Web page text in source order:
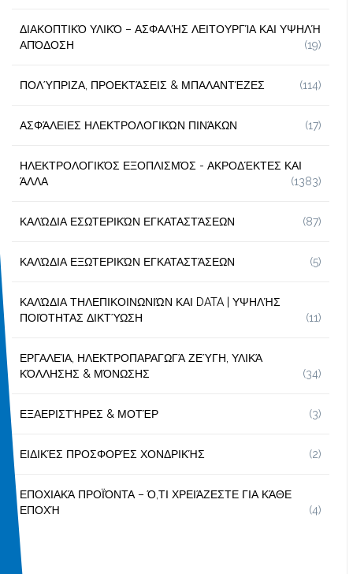
ΔΙΑΚΟΠΤΙΚΌ ΥΛΙΚΌ – ΑΣΦΑΛΉΣ ΛΕΙΤΟΥΡΓΊΑ ΚΑΙ ΥΨΗΛΉ
ΑΠΌΔΟΣΗ
(19)
ΠΟΛΎΠΡΙΖΑ, ΠΡΟΕΚΤΆΣΕΙΣ & ΜΠΑΛΑΝΤΈΖΕΣ (114)
ΑΣΦΆΛΕΙΕΣ ΗΛΕΚΤΡΟΛΟΓΙΚΏΝ ΠΙΝΆΚΩΝ (17)
ΗΛΕΚΤΡΟΛΟΓΙΚΌΣ ΕΞΟΠΛΙΣΜΌΣ - ΑΚΡΟΔΈΚΤΕΣ ΚΑΙ
ΆΛΛΑ
(1383)
ΚΑΛΏΔΙΑ ΕΣΩΤΕΡΙΚΏΝ ΕΓΚΑΤΑΣΤΆΣΕΩΝ (87)
ΚΑΛΏΔΙΑ ΕΞΩΤΕΡΙΚΏΝ ΕΓΚΑΤΑΣΤΆΣΕΩΝ (5)
ΚΑΛΏΔΙΑ ΤΗΛΕΠΙΚΟΙΝΩΝΙΏΝ ΚΑΙ DATA | ΥΨΗΛΉΣ
ΠΟΙΌΤΗΤΑΣ ΔΙΚΤΎΩΣΗ
(11)
ΕΡΓΑΛΕΊΑ, ΗΛΕΚΤΡΟΠΑΡΑΓΩΓΆ ΖΕΎΓΗ, ΥΛΙΚΆ
ΚΌΛΛΗΣΗΣ & ΜΌΝΩΣΗΣ
(34)
ΕΞΑΕΡΙΣΤΉΡΕΣ & ΜΟΤΈΡ (3)
ΕΙΔΙΚΈΣ ΠΡΟΣΦΟΡΈΣ ΧΟΝΔΡΙΚΉΣ (2)
ΕΠΟΧΙΑΚΆ ΠΡΟΪΌΝΤΑ – Ό,ΤΙ ΧΡΕΙΆΖΕΣΤΕ ΓΙΑ ΚΆΘΕ
ΕΠΟΧΉ
(4)